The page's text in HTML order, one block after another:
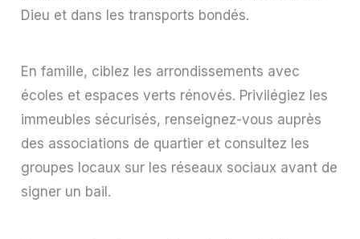
Dieu et dans les transports bondés.
En famille, ciblez les arrondissements avec
écoles et espaces verts rénovés. Privilégiez les
immeubles sécurisés, renseignez-vous auprès
des associations de quartier et consultez les
groupes locaux sur les réseaux sociaux avant de
signer un bail.